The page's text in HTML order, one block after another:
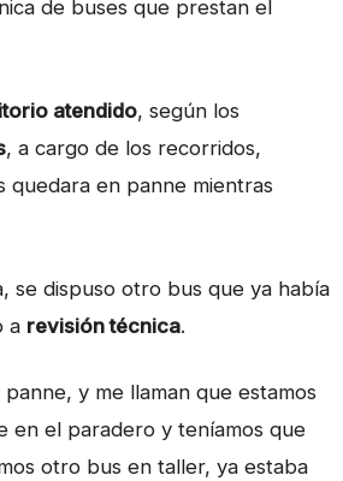
de buses que prestan el
atendido, según los
, a cargo de los recorridos,
en panne mientras
se dispuso otro bus que ya había
a revisión técnica.
y me llaman que estamos
en el paradero y teníamos que
otro bus en taller, ya estaba